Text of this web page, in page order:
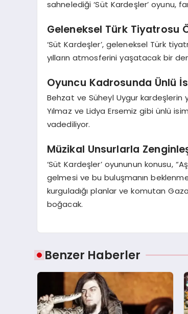
sahnelediği ‘Süt Kardeşler’ oyunu,
Geleneksel Türk Tiyatrosu
‘Süt Kardeşler’, geleneksel Türk
yılların atmosferini yaşatacak bir
Oyuncu Kadrosunda Ünlü
Behzat ve Süheyl Uygur kardeşlerin
Yılmaz ve Lidya Ersemiz gibi ünlü
vadediliyor.
Müzikal Unsurlarla
‘Süt Kardeşler’ oyununun konusu,
gelmesi ve bu buluşmanın
kurguladığı planlar ve komutan
boğacak.
Benzer Haberler